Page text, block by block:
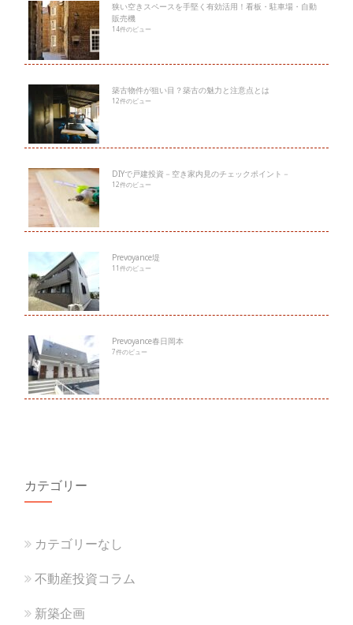
狭い空きスペースを手堅く有効活用！看板・駐車場・自動
販売機
14件のビュー
築古物件が狙い目？築古の魅力と注意点とは
12件のビュー
DIYで戸建投資－空き家内見のチェックポイント－
12件のビュー
Prevoyance堤
11件のビュー
Prevoyance春日岡本
7件のビュー
カテゴリー
カテゴリーなし
不動産投資コラム
新築企画